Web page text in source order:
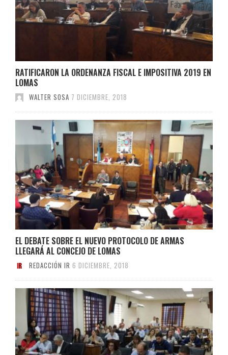
RATIFICARON LA ORDENANZA FISCAL E IMPOSITIVA 2019 EN
LOMAS
WALTER SOSA 7 DICIEMBRE, 2018
EL DEBATE SOBRE EL NUEVO PROTOCOLO DE ARMAS
LLEGARÁ AL CONCEJO DE LOMAS
REDACCIÓN IR 6 DICIEMBRE, 2018